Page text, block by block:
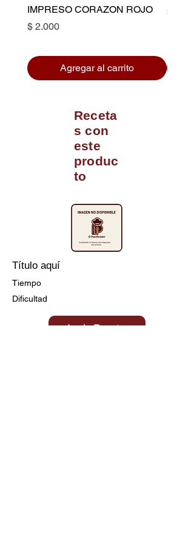
IMPRESO CORAZON ROJO
Precio
$ 2.000
Agregar al carrito
Precio
$
Receta
s con
este
produc
to
Título aquí
Tiempo
Dificultad
Ir a la Receta